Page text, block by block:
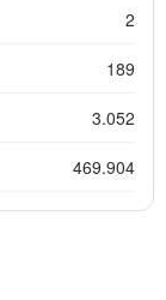
2
189
3.052
469.904